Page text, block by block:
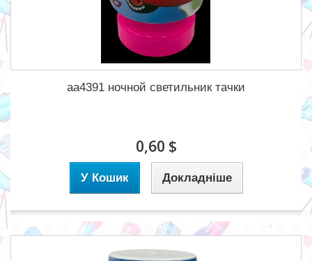
aa4391 ночной светильник тачки
0,60 $
У Кошик Докладніше